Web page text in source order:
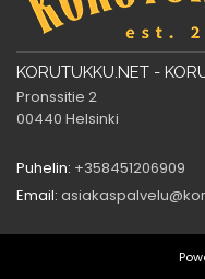
KORUTUKKU.NET -
Pronssitie 2
00440 Helsinki
Puhelin: +358451206909
Email: